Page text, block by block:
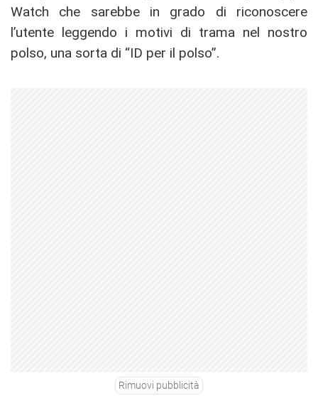
Watch che sarebbe in grado di riconoscere
l’utente leggendo i motivi di trama nel nostro
polso, una sorta di “ID per il polso”.
Rimuovi pubblicità